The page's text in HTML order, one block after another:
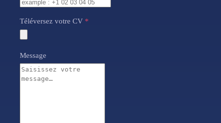
Téléversez votre CV *
Message